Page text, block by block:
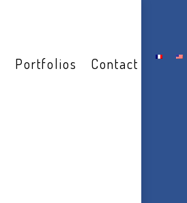
Portfolios Contact